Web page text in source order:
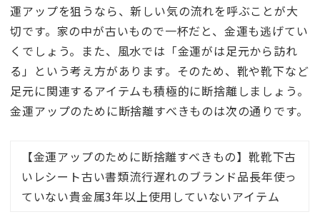
運アップを狙うなら、新しい気の流れを呼ぶことが大
切です。家の中が古いもので一杯だと、金運も逃げてい
くでしょう。また、風水では「金運がは足元から訪れ
る」という考え方があります。そのため、靴や靴下など
足元に関連するアイテムも積極的に断捨離しましょう。
金運アップのために断捨離すべきものは次の通りです。
【金運アップのために断捨離すべきもの】靴靴下古
いレシート古い書類流行遅れのブランド品長年使っ
ていない貴金属3年以上使用していないアイテム